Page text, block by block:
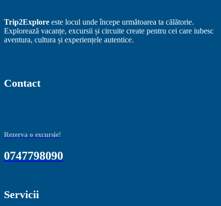
Trip2Explore este locul unde începe următoarea ta călătorie.
Explorează vacanțe, excursii și circuite create pentru cei care iubesc
aventura, cultura și experiențele autentice.
Contact
Rezerva o excursie!
0747798090
Servicii